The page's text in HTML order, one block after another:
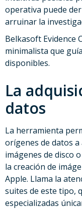
operativa puede
arruinar la
Belkasoft Evidence
minimalista que
disponibles.
La
datos
La herramienta
orígenes de datos
imágenes de disco
la creación de
Apple. Llama la
suites de este tipo,
especializadas